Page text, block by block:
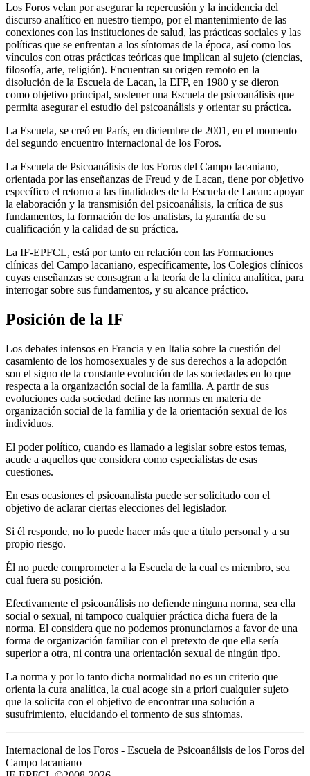
Los Foros velan por asegurar la repercusión y la incidencia del
discurso analítico en nuestro tiempo, por el mantenimiento de las
conexiones con las instituciones de salud, las prácticas sociales y las
políticas que se enfrentan a los síntomas de la época, así como los
vínculos con otras prácticas teóricas que implican al sujeto (ciencias,
filosofía, arte, religión). Encuentran su origen remoto en la
disolución de la Escuela de Lacan, la EFP, en 1980 y se dieron
como objetivo principal, sostener una Escuela de psicoanálisis que
permita asegurar el estudio del psicoanálisis y orientar su práctica.
La Escuela, se creó en París, en diciembre de 2001, en el momento
del segundo encuentro internacional de los Foros.
La Escuela de Psicoanálisis de los Foros del Campo lacaniano,
orientada por las enseñanzas de Freud y de Lacan, tiene por objetivo
específico el retorno a las finalidades de la Escuela de Lacan: apoyar
la elaboración y la transmisión del psicoanálisis, la crítica de sus
fundamentos, la formación de los analistas, la garantía de su
cualificación y la calidad de su práctica.
La IF-EPFCL, está por tanto en relación con las Formaciones
clínicas del Campo lacaniano, específicamente, los Colegios clínicos
cuyas enseñanzas se consagran a la teoría de la clínica analítica, para
interrogar sobre sus fundamentos, y su alcance práctico.
Posición de la IF
Los debates intensos en Francia y en Italia sobre la cuestión del
casamiento de los homosexuales y de sus derechos a la adopción
son el signo de la constante evolución de las sociedades en lo que
respecta a la organización social de la familia. A partir de sus
evoluciones cada sociedad define las normas en materia de
organización social de la familia y de la orientación sexual de los
individuos.
El poder político, cuando es llamado a legislar sobre estos temas,
acude a aquellos que considera como especialistas de esas
cuestiones.
En esas ocasiones el psicoanalista puede ser solicitado con el
objetivo de aclarar ciertas elecciones del legislador.
Si él responde, no lo puede hacer más que a título personal y a su
propio riesgo.
Él no puede comprometer a la Escuela de la cual es miembro, sea
cual fuera su posición.
Efectivamente el psicoanálisis no defiende ninguna norma, sea ella
social o sexual, ni tampoco cualquier práctica dicha fuera de la
norma. El considera que no podemos pronunciarnos a favor de una
forma de organización familiar con el pretexto de que ella sería
superior a otra, ni contra una orientación sexual de ningún tipo.
La norma y por lo tanto dicha normalidad no es un criterio que
orienta la cura analítica, la cual acoge sin a priori cualquier sujeto
que la solicita con el objetivo de encontrar una solución a
susufrimiento, elucidando el tormento de sus síntomas.
Internacional de los Foros - Escuela de Psicoanálisis de los Foros del
Campo lacaniano